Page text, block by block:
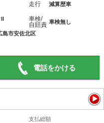
走行 減算歴車
車検/
自賠責 車検無し
島市安佐北区
電話をかける
支払総額